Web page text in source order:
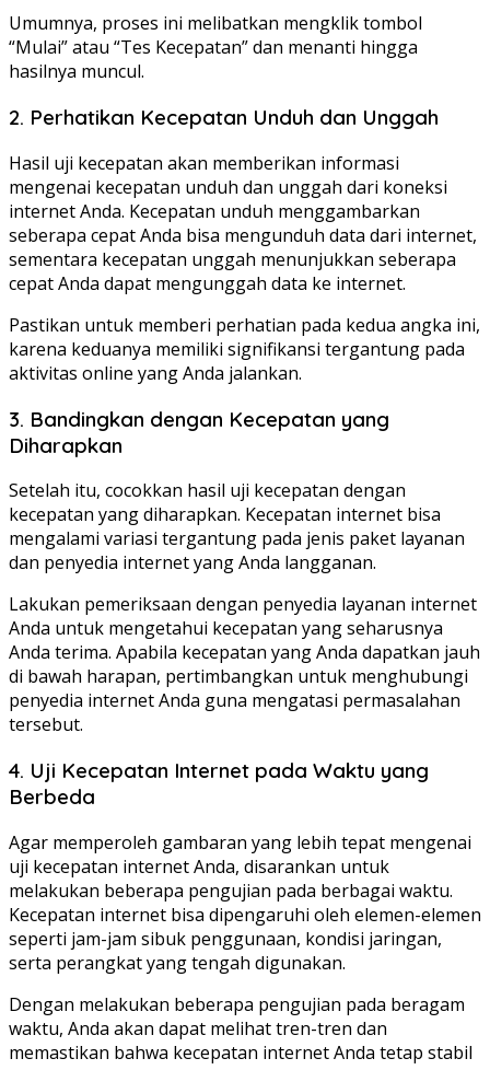
Umumnya, proses ini melibatkan mengklik tombol
“Mulai” atau “Tes Kecepatan” dan menanti hingga
hasilnya muncul.
2. Perhatikan Kecepatan Unduh dan Unggah
Hasil uji kecepatan akan memberikan informasi
mengenai kecepatan unduh dan unggah dari koneksi
internet Anda. Kecepatan unduh menggambarkan
seberapa cepat Anda bisa mengunduh data dari internet,
sementara kecepatan unggah menunjukkan seberapa
cepat Anda dapat mengunggah data ke internet.
Pastikan untuk memberi perhatian pada kedua angka ini,
karena keduanya memiliki signifikansi tergantung pada
aktivitas online yang Anda jalankan.
3. Bandingkan dengan Kecepatan yang
Diharapkan
Setelah itu, cocokkan hasil uji kecepatan dengan
kecepatan yang diharapkan. Kecepatan internet bisa
mengalami variasi tergantung pada jenis paket layanan
dan penyedia internet yang Anda langganan.
Lakukan pemeriksaan dengan penyedia layanan internet
Anda untuk mengetahui kecepatan yang seharusnya
Anda terima. Apabila kecepatan yang Anda dapatkan jauh
di bawah harapan, pertimbangkan untuk menghubungi
penyedia internet Anda guna mengatasi permasalahan
tersebut.
4. Uji Kecepatan Internet pada Waktu yang
Berbeda
Agar memperoleh gambaran yang lebih tepat mengenai
uji kecepatan internet Anda, disarankan untuk
melakukan beberapa pengujian pada berbagai waktu.
Kecepatan internet bisa dipengaruhi oleh elemen-elemen
seperti jam-jam sibuk penggunaan, kondisi jaringan,
serta perangkat yang tengah digunakan.
Dengan melakukan beberapa pengujian pada beragam
waktu, Anda akan dapat melihat tren-tren dan
memastikan bahwa kecepatan internet Anda tetap stabil